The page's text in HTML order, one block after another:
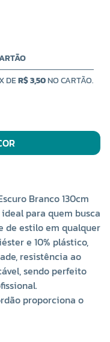
DER$ 3,50NO CARTÃO.
Branco 130cm
ideal para quem busca
de estilo em qualquer
e 10% plástico,
resistência ao
sendo perfeito
proporciona o
Seu diferencial